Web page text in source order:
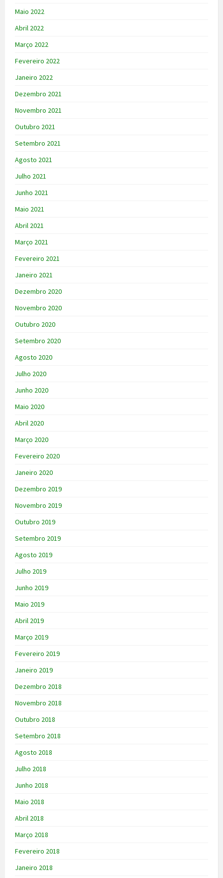
Maio 2022
Abril 2022
Março 2022
Fevereiro 2022
Janeiro 2022
Dezembro 2021
Novembro 2021
Outubro 2021
Setembro 2021
Agosto 2021
Julho 2021
Junho 2021
Maio 2021
Abril 2021
Março 2021
Fevereiro 2021
Janeiro 2021
Dezembro 2020
Novembro 2020
Outubro 2020
Setembro 2020
Agosto 2020
Julho 2020
Junho 2020
Maio 2020
Abril 2020
Março 2020
Fevereiro 2020
Janeiro 2020
Dezembro 2019
Novembro 2019
Outubro 2019
Setembro 2019
Agosto 2019
Julho 2019
Junho 2019
Maio 2019
Abril 2019
Março 2019
Fevereiro 2019
Janeiro 2019
Dezembro 2018
Novembro 2018
Outubro 2018
Setembro 2018
Agosto 2018
Julho 2018
Junho 2018
Maio 2018
Abril 2018
Março 2018
Fevereiro 2018
Janeiro 2018